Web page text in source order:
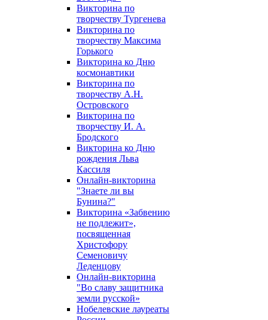
Викторина по
творчеству Тургенева
Викторина по
творчеству Максима
Горького
Викторина ко Дню
космонавтики
Викторина по
творчеству А.Н.
Островского
Викторина по
творчеству И. А.
Бродского
Викторина ко Дню
рождения Льва
Кассиля
Онлайн-викторина
"Знаете ли вы
Бунина?"
Викторина «Забвению
не подлежит»,
посвященная
Христофору
Семеновичу
Леденцову
Онлайн-викторина
"Во славу защитника
земли русской»
Нобелевские лауреаты